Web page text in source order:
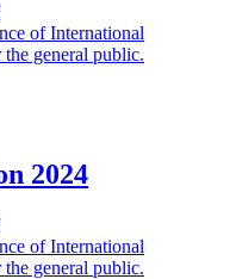
of International
general public.
2024
of International
general public.